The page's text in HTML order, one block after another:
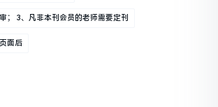
； 3、凡非本刊会员的老师需要定刊
面后